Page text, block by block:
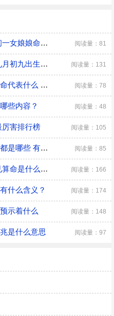
农历初一出生的女孩命运如何 初一女娘娘命什么意思 阅读量：81
九月初九出生是佛家的孩子吗 九月初九出生有什么说法 阅读量：131
周公解梦：梦里有大师给自己算命代表什么 是好兆头吗？ 阅读量：78
些内容？ 阅读量：48
害排行榜 阅读量：105
分析十二星座风象火象土象水象都是哪些 有什么优缺点 阅读量：85
梦见算八字是什么意思 女人梦见算命是什么预兆 阅读量：166
什么含义？ 阅读量：174
示着什么 阅读量：148
是什么意思 阅读量：97